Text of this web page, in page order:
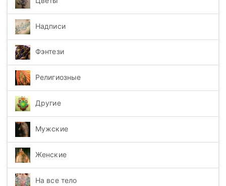
Надписи
Фэнтези
Религиозные
Другие
Мужские
Женские
На все тело